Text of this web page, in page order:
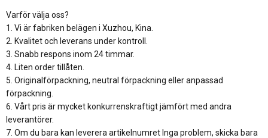
Varför välja oss?
1. Vi är fabriken belägen i Xuzhou, Kina.
2. Kvalitet och leverans under kontroll.
3. Snabb respons inom 24 timmar.
4. Liten order tillåten.
5. Originalförpackning, neutral förpackning eller anpassad
förpackning.
6. Vårt pris är mycket konkurrenskraftigt jämfört med andra
leverantörer.
7. Om du bara kan leverera artikelnumret Inga problem, skicka bara